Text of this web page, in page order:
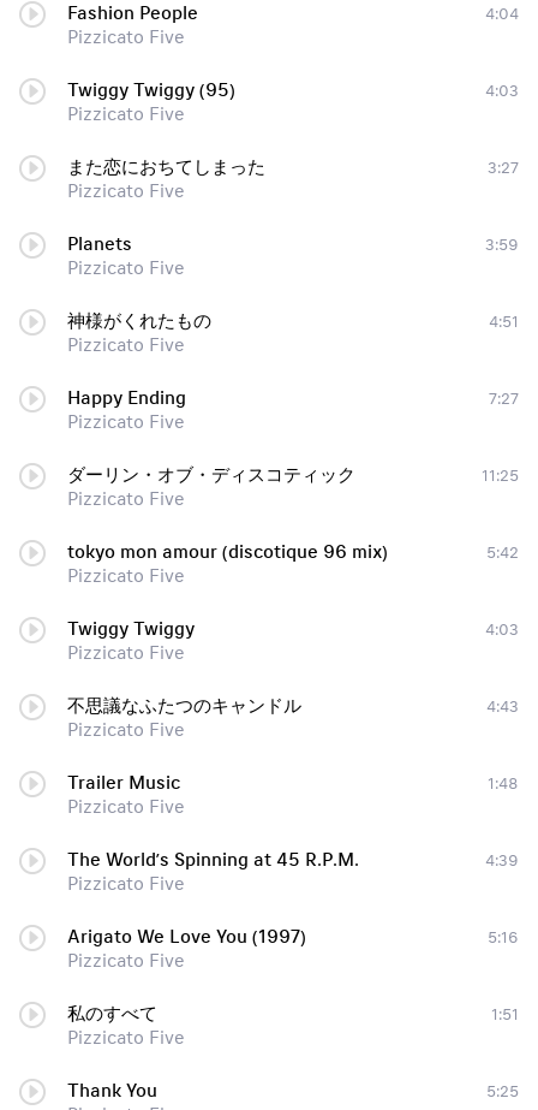
Fashion People
Pizzicato Five
4:04
Twiggy Twiggy (95)
Pizzicato Five
4:03
また恋におちてしまった
Pizzicato Five
3:27
Planets
Pizzicato Five
3:59
神様がくれたもの
Pizzicato Five
4:51
Happy Ending
Pizzicato Five
7:27
ダーリン・オブ・ディスコティック
Pizzicato Five
11:25
tokyo mon amour (discotique 96 mix)
Pizzicato Five
5:42
Twiggy Twiggy
Pizzicato Five
4:03
不思議なふたつのキャンドル
Pizzicato Five
4:43
Trailer Music
Pizzicato Five
1:48
The World’s Spinning at 45 R.P.M.
Pizzicato Five
4:39
Arigato We Love You (1997)
Pizzicato Five
5:16
私のすべて
Pizzicato Five
1:51
Thank You
5:25